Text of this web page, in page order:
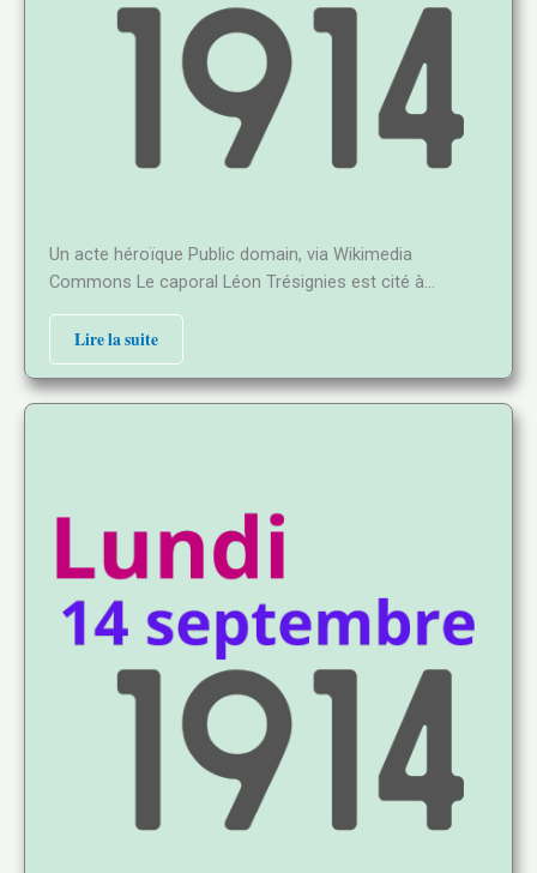
Un acte héroïque Public domain, via Wikimedia
Commons Le caporal Léon Trésignies est cité à…
Lire la suite